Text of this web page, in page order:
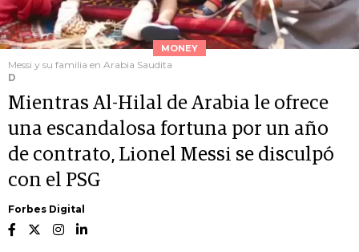
MONEY
Messi y su familia en Arabia Saudita
D
Mientras Al-Hilal de Arabia le ofrece
una escandalosa fortuna por un año
de contrato, Lionel Messi se disculpó
con el PSG
Forbes Digital